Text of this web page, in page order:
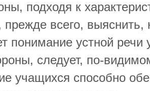
подходя к
всего, выяснить,
понимание устной
следует, по-
учащихся способно